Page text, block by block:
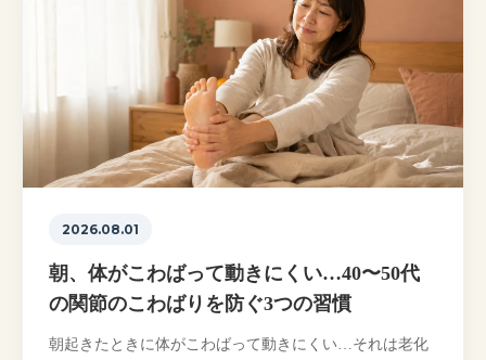
2026.08.01
朝、体がこわばって動きにくい…40〜50代
の関節のこわばりを防ぐ3つの習慣
朝起きたときに体がこわばって動きにくい…それは老化